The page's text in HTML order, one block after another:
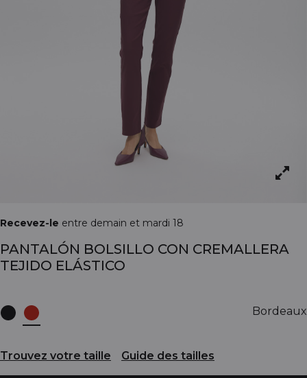
Recevez-le entre demain et mardi 18
PANTALÓN BOLSILLO CON CREMALLERA
TEJIDO ELÁSTICO
Bordeaux
Trouvez votre taille Guide des tailles